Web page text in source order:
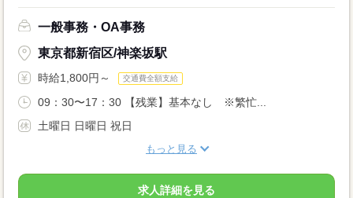
一般事務・OA事務
東京都新宿区/神楽坂駅
時給1,800円～ 交通費全額支給
09：30〜17：30 【残業】基本なし ※繁忙...
土曜日 日曜日 祝日
もっと見る
求人詳細を見る